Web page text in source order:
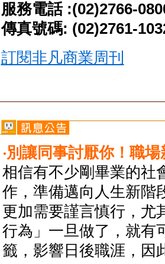
服務電話 :(02)2766-
傳真號碼: (02)2761-
訂閱非凡商業周刊
‧別讓同事討厭你！職
相信有不少剛畢業的社
作，準備邁向人生新階
更加需要謹言慎行，尤
行為」一旦做了，就有
籤，影響日後職涯，因